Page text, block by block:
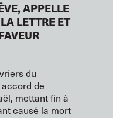
APPELLE
LETTRE ET
du
accord de
mettant fin à
causé la mort